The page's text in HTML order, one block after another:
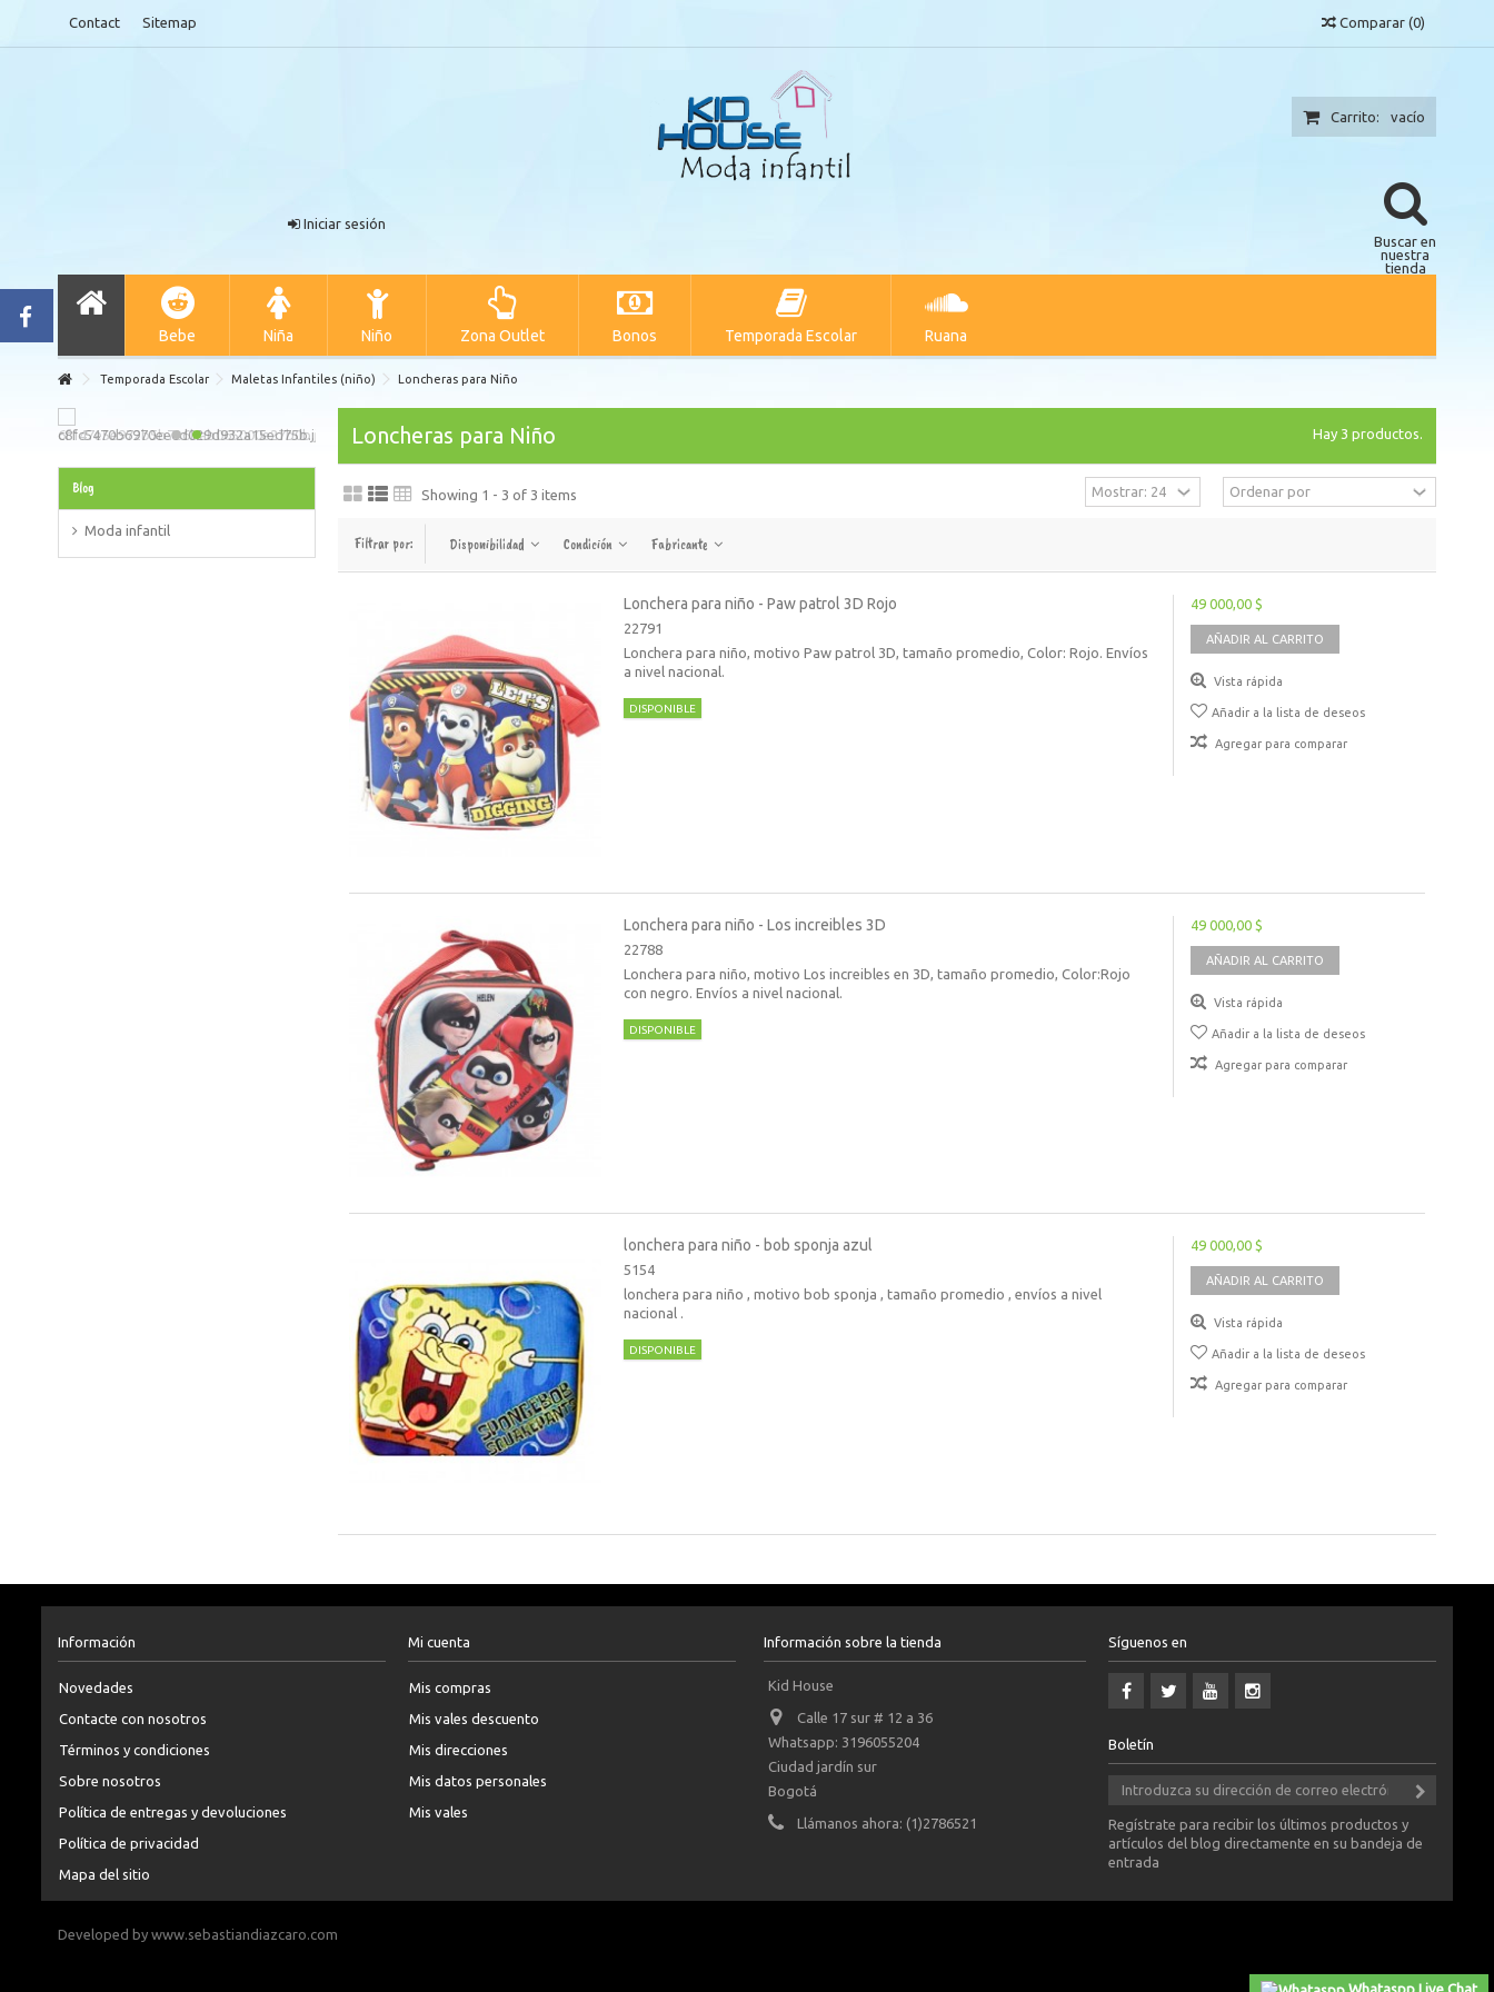
Contact Sitemap Comparar (0)
Carrito: vacío
Buscar en
nuestra
tienda
Iniciar sesión
Bebe Niña Niño Zona Outlet Bonos Temporada Escolar Ruana
Temporada Escolar Maletas Infantiles (niño) Loncheras para Niño
Loncheras para Niño Hay 3 productos.
Showing 1 - 3 of 3 items
Filtrar por: Disponibilidad Condición Fabricante
Lonchera para niño - Paw patrol 3D Rojo
22791
Lonchera para niño, motivo Paw patrol 3D, tamaño promedio, Color: Rojo. Envíos
a nivel nacional.
DISPONIBLE
49 000,00 $
AÑADIR AL CARRITO
Vista rápida
Añadir a la lista de deseos
Agregar para comparar
Lonchera para niño - Los increibles 3D
22788
Lonchera para niño, motivo Los increibles en 3D, tamaño promedio, Color:Rojo
con negro. Envíos a nivel nacional.
DISPONIBLE
49 000,00 $
AÑADIR AL CARRITO
Vista rápida
Añadir a la lista de deseos
Agregar para comparar
lonchera para niño - bob sponja azul
5154
lonchera para niño , motivo bob sponja , tamaño promedio , envíos a nivel
nacional .
DISPONIBLE
49 000,00 $
AÑADIR AL CARRITO
Vista rápida
Añadir a la lista de deseos
Agregar para comparar
Blog
Moda infantil
Información
Novedades
Contacte con nosotros
Términos y condiciones
Sobre nosotros
Política de entregas y devoluciones
Política de privacidad
Mapa del sitio
Mi cuenta
Mis compras
Mis vales descuento
Mis direcciones
Mis datos personales
Mis vales
Información sobre la tienda
Kid House
Calle 17 sur # 12 a 36
Whatsapp: 3196055204
Ciudad jardín sur
Bogotá
Llámanos ahora: (1)2786521
Síguenos en
Boletín
Regístrate para recibir los últimos productos y
artículos del blog directamente en su bandeja de
entrada
Whataspp Live Chat
Developed by www.sebastiandiazcaro.com